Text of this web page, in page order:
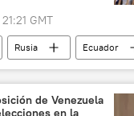
Venezuela
de Venezuela (PSUV)
GMT
Rusia
Ecuador
Gobierno de Ecuador
de Venezuela
en la